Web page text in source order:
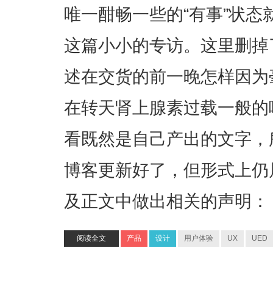
唯一酣畅一些的“有事”状态
这篇小小的专访。这里删
述在交货的前一晚怎样因
在转天肾上腺素过载一般
看既然是自己产出的文字
博客更新好了，但形式上
及正文中做出相关的声明：
阅读全文 产品 设计 用户体验 UX UED